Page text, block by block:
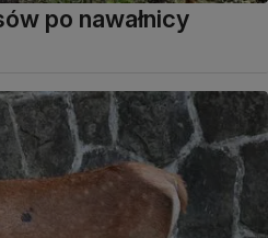
po nawałnicy